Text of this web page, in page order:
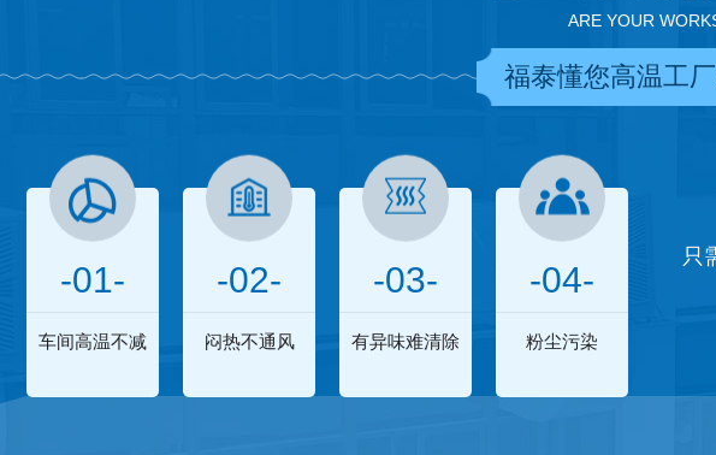
ARE YOUR
福泰懂您高温工
-01-
车间高温不减
-02-
闷热不通风
-03-
有异味难清除
-04-
粉尘污染
只